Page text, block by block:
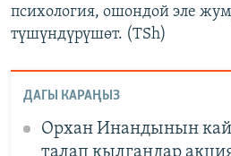
психология, ошондой эле
түшүндүрүшөт. (TSh)
ДАГЫ КАРАҢЫЗ
Орхан Инандынын
талап кылгандар